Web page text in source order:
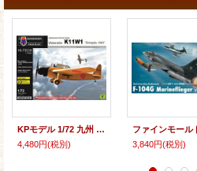
KPモデル 1/72 九州 K11W1 白菊1943 ハイテックキット【プラモデル】
4,480円(税別)
3,840円(税別)